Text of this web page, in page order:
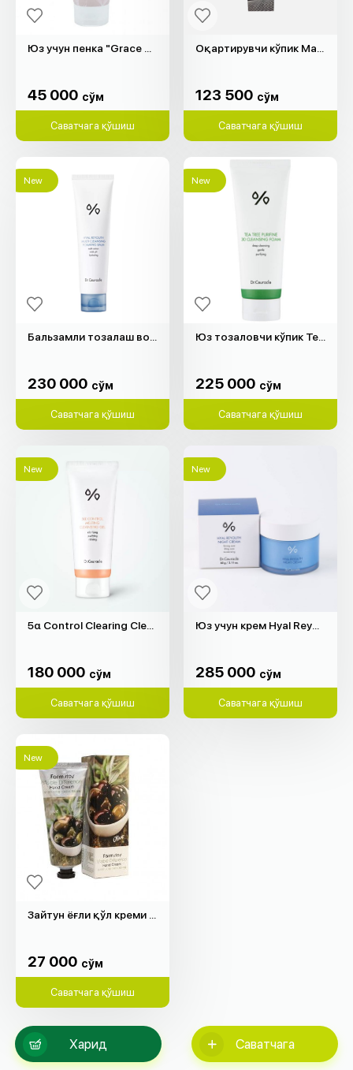
Харид Саватчага
45 000 cўм
Саватчага қўшиш
123 500 cўм
Саватчага қўшиш
New
230 000 cўм
Саватчага қўшиш
New
225 000 cўм
Саватчага қўшиш
New
5α Control Clearing Cleansing Foam "Dr.Ceuracle" (200мл)
180 000 cўм
Саватчага қўшиш
New
Юз учун крем Hyal Reyouth "Dr.Ceuracle" (60гр)
285 000 cўм
Саватчага қўшиш
New
27 000 cўм
Саватчага қўшиш